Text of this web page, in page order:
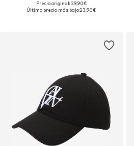
Tallas disponibles: 55-60
Precio original: 29,90€
Último precio más bajo:23,90€